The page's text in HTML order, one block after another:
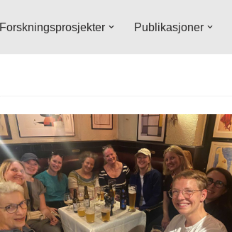
Forskningsprosjekter Publikasjoner